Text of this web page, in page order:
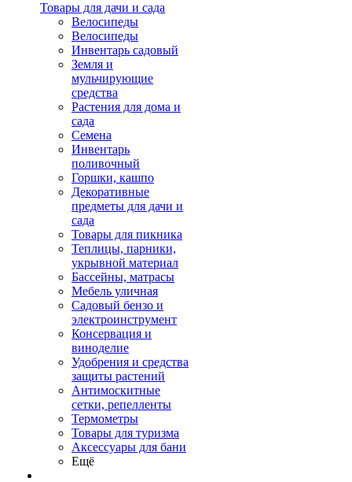
Товары для дачи и сада
Велосипеды
Велосипеды
Инвентарь садовый
Земля и
мульчирующие
средства
Растения для дома и
сада
Семена
Инвентарь
поливочный
Горшки, кашпо
Декоративные
предметы для дачи и
сада
Товары для пикника
Теплицы, парники,
укрывной материал
Бассейны, матрасы
Мебель уличная
Садовый бензо и
электроинструмент
Консервация и
виноделие
Удобрения и средства
защиты растений
Антимоскитные
сетки, репелленты
Термометры
Товары для туризма
Аксессуары для бани
Ещё